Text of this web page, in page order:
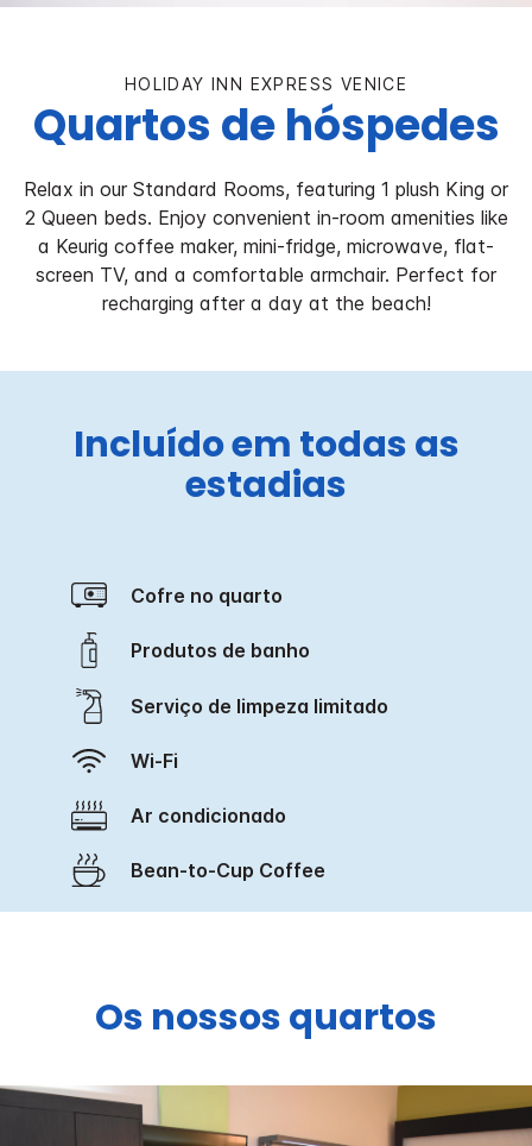
HOLIDAY INN EXPRESS VENICE
Quartos de hóspedes
Relax in our Standard Rooms, featuring 1 plush King or
2 Queen beds. Enjoy convenient in-room amenities like
a Keurig coffee maker, mini-fridge, microwave, flat-
screen TV, and a comfortable armchair. Perfect for
recharging after a day at the beach!
Incluído em todas as
estadias
Cofre no quarto
Produtos de banho
Serviço de limpeza limitado
Wi-Fi
Ar condicionado
Bean-to-Cup Coffee
Os nossos quartos